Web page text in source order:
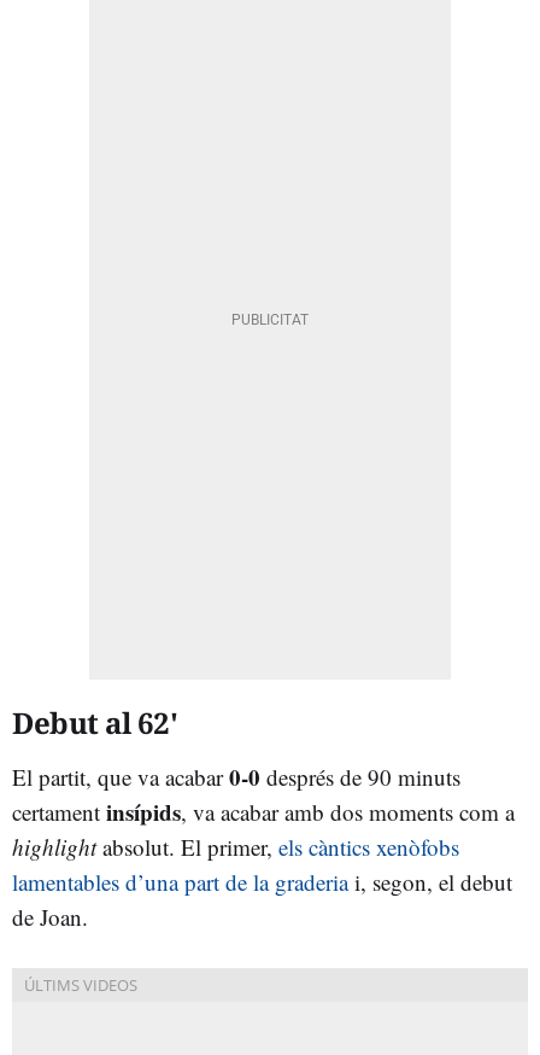
Debut al 62'
El partit, que va acabar0-0 després de 90 minuts
certament insípids, va acabar amb dos moments com a
highlightabsolut. El primer, els càntics xenòfobs
lamentables d’una part de la graderiai, segon, el debut
de Joan.